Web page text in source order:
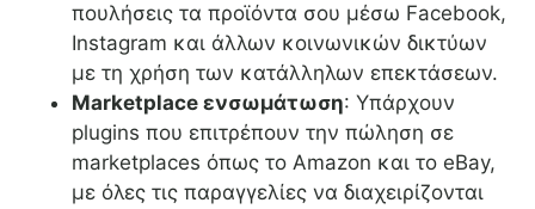
πουλήσεις τα προϊόντα σου μέσω Facebook,
Instagram και άλλων κοινωνικών δικτύων
με τη χρήση των κατάλληλων επεκτάσεων.
Marketplace ενσωμάτωση: Υπάρχουν
plugins που επιτρέπουν την πώληση σε
marketplaces όπως το Amazon και το eBay,
με όλες τις παραγγελίες να διαχειρίζονται